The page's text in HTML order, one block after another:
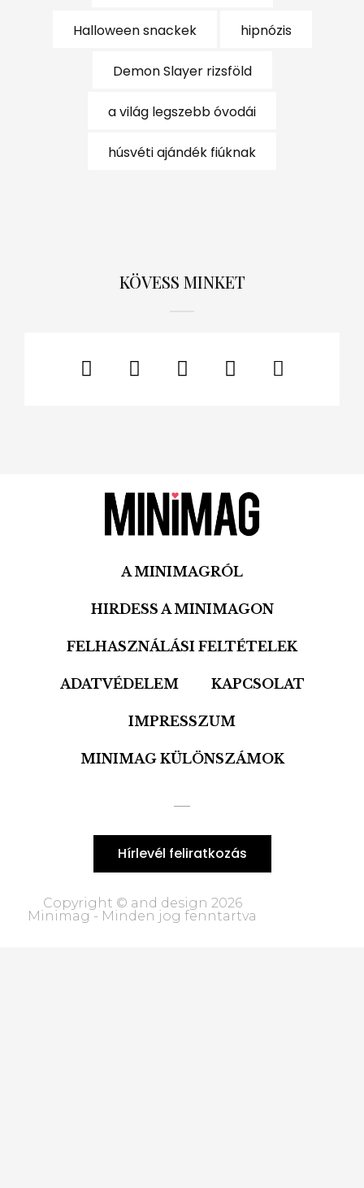
Halloween snackek hipnózis
Demon Slayer rizsföld
a világ legszebb óvodái
húsvéti ajándék fiúknak
KÖVESS MINKET
A MINIMAGRÓL
HIRDESS A MINIMAGON
FELHASZNÁLÁSI FELTÉTELEK
ADATVÉDELEM KAPCSOLAT
IMPRESSZUM
MINIMAG KÜLÖNSZÁMOK
Hírlevél feliratkozás
Copyright © and design 2026
Minimag - Minden jog fenntartva